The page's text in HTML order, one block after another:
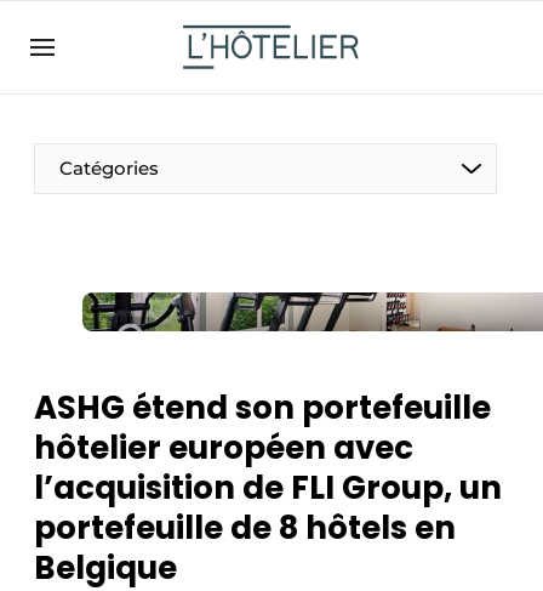
BE
EN
NL
EN
Catégories
Durable & Circulaire
Nettoyage & Entretien
ASHG étend son portefeuille
hôtelier européen avec
l’acquisition de FLI Group, un
portefeuille de 8 hôtels en
Belgique